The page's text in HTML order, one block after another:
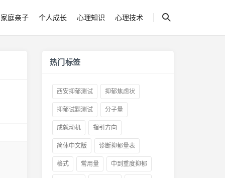
家庭亲子 个人成长 心理知识 心理技术
热门标签
西安抑郁测试 抑郁焦虑状
抑郁试题测试 分子量
成就动机 指引方向
简体中文版 诊断抑郁量表
格式 常用量 中到重度抑郁